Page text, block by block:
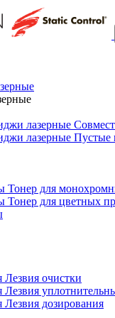
Пустые
Тонер для
Тонер для цветных
Лезвия очистки
Лезвия
Лезвия дозирования